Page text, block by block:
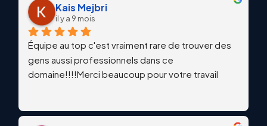
Kais Mejbri
il y a 9 mois
Équipe au top c'est vraiment rare de trouver des
gens aussi professionnels dans ce
domaine!!!!Merci beaucoup pour votre travail